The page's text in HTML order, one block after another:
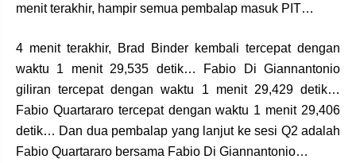
menit terakhir, hampir semua pembalap masuk PIT…
4 menit terakhir, Brad Binder kembali tercepat dengan
waktu 1 menit 29,535 detik… Fabio Di Giannantonio
giliran tercepat dengan waktu 1 menit 29,429 detik…
Fabio Quartararo tercepat dengan waktu 1 menit 29,406
detik… Dan dua pembalap yang lanjut ke sesi Q2 adalah
Fabio Quartararo bersama Fabio Di Giannantonio…